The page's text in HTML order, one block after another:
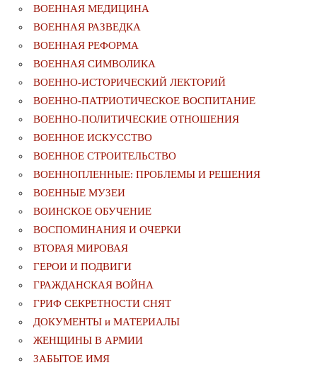
ВОЕННАЯ МЕДИЦИНА
ВОЕННАЯ РАЗВЕДКА
ВОЕННАЯ РЕФОРМА
ВОЕННАЯ СИМВОЛИКА
ВОЕННО-ИСТОРИЧЕСКИЙ ЛЕКТОРИЙ
ВОЕННО-ПАТРИОТИЧЕСКОЕ ВОСПИТАНИЕ
ВОЕННО-ПОЛИТИЧЕСКИE ОТНОШЕНИЯ
ВОЕННОЕ ИСКУССТВО
ВОЕННОЕ СТРОИТЕЛЬСТВО
ВОЕННОПЛЕННЫЕ: ПРОБЛЕМЫ И РЕШЕНИЯ
ВОЕННЫЕ МУЗЕИ
ВОИНСКОЕ ОБУЧЕНИЕ
ВОСПОМИНАНИЯ И ОЧЕРКИ
ВТОРАЯ МИРОВАЯ
ГЕРОИ И ПОДВИГИ
ГРАЖДАНСКАЯ ВОЙНА
ГРИФ СЕКРЕТНОСТИ СНЯТ
ДОКУМЕНТЫ и МАТЕРИАЛЫ
ЖЕНЩИНЫ В АРМИИ
ЗАБЫТОЕ ИМЯ